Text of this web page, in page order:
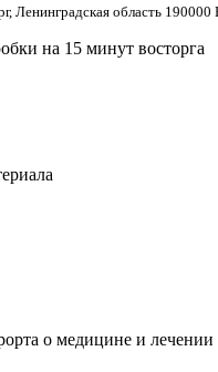
Ленинградская область 190000
на 15 минут восторга
о медицине и лечении